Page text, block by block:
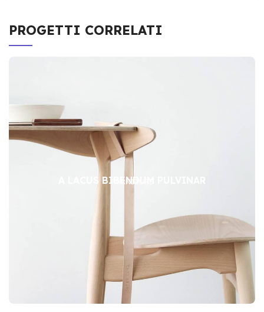
PROGETTI CORRELATI
FURNITURE
A LACUS BIBENDUM PULVINAR